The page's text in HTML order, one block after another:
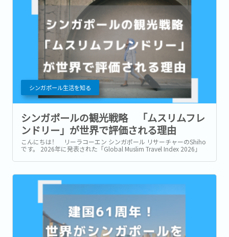
シンガポール生活を知る
シンガポールの観光戦略 「ムスリムフレ
ンドリー」が世界で評価される理由
こんにちは！ リーラコーエン シンガポール リサーチャーのShiho
です。 2026年に発表された「Global Muslim Travel Index 2026」